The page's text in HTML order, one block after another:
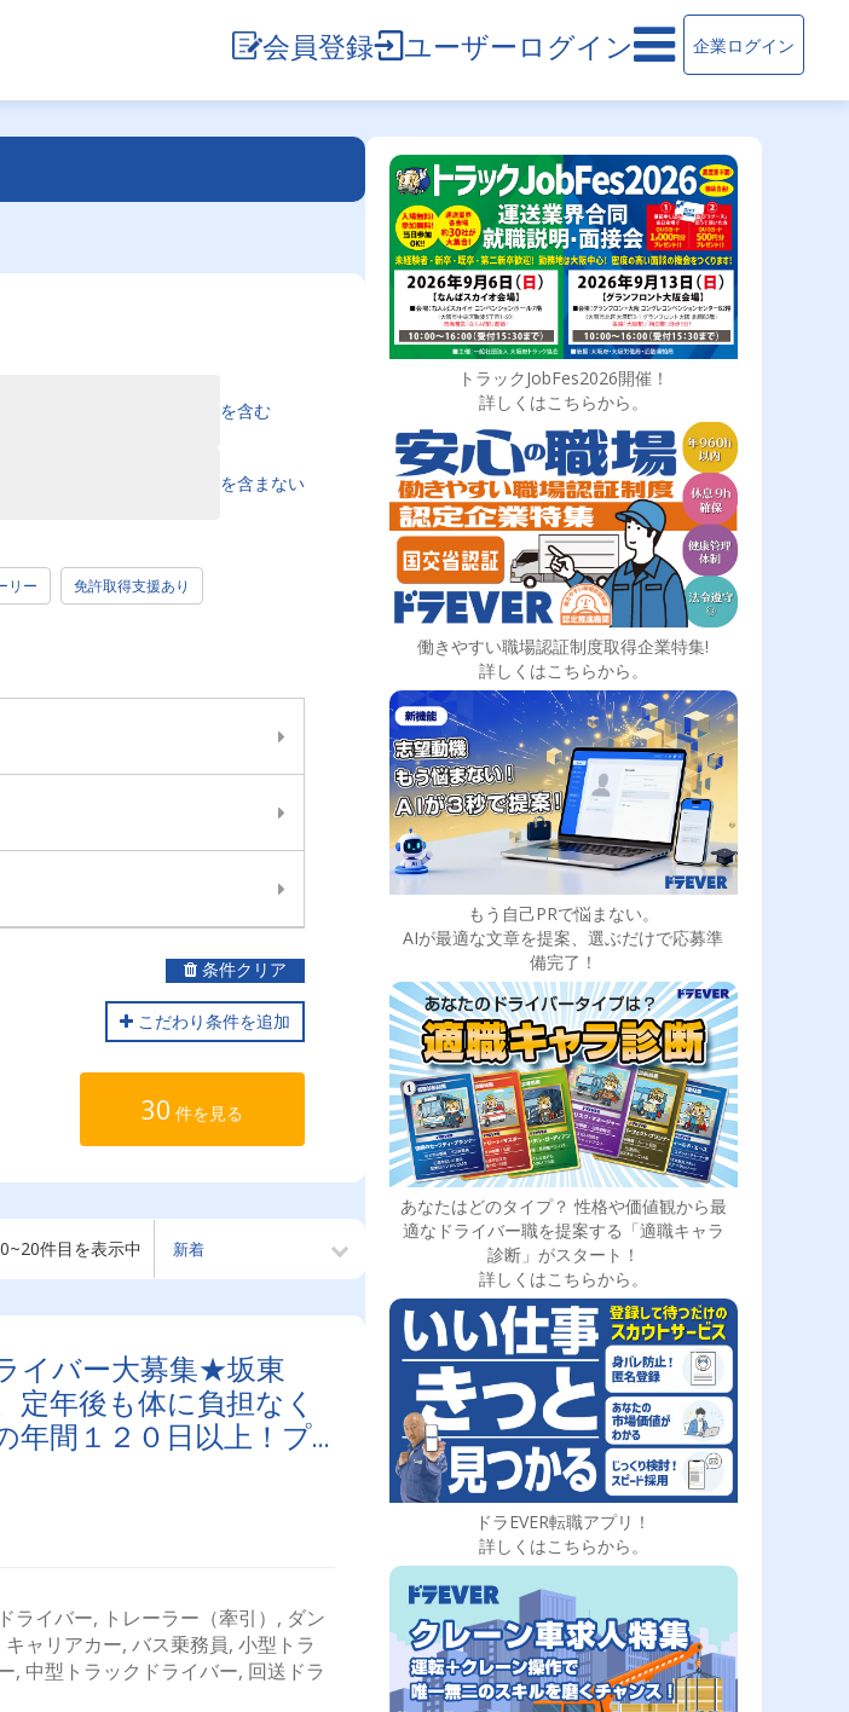
会員登録 ユーザーログイン 企業ログイン
を含む
を含まない
リー 免許取得支援あり
条件クリア
こだわり条件を追加
30 件を見る
件目を表示中
イバー大募集★坂東
年後も体に負担なく
間１２０日以上！プ
ライバー, トレーラー（牽引）, ダン
ャリアカー, バス乗務員, 小型トラ
, 中型トラックドライバー, 回送ドラ
トラックJobFes2026開催！
詳しくはこちらから。
働きやすい職場認証制度取得企業特集!
詳しくはこちらから。
もう自己PRで悩まない。
AIが最適な文章を提案、選ぶだけで応募準
備完了！
あなたはどのタイプ？ 性格や価値観から最
適なドライバー職を提案する「適職キャラ
診断」がスタート！
詳しくはこちらから。
ドラEVER転職アプリ！
詳しくはこちらから。